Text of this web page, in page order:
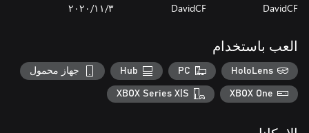
DavidCF
DavidCF ٣‏/١١‏/٢٠٢٠
العب باستخدام
HoloLens
PC
Hub جهاز محمول
XBOX One
XBOX Series X|S